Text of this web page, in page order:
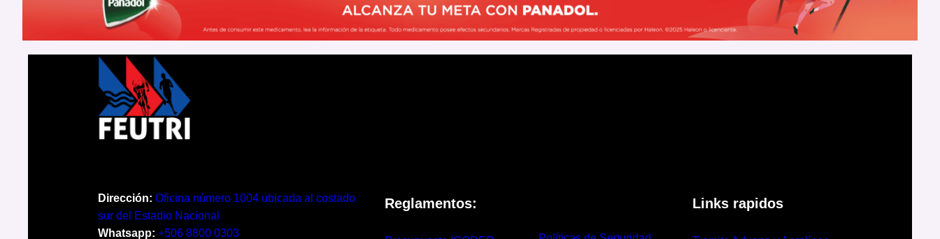
Dirección: Oficina número 1004 ubicada al costado
sur del Estadio Nacional
Whatsapp: +506 8800 0303
Reglamentos: Links rapidos